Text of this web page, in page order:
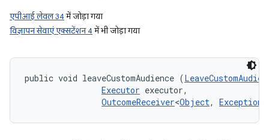
एपीआई लेवल 34में जोड़ा गया
विज्ञापन सेवाएं एक्सटेंशन 4में भी जोड़ा गया
public void leaveCustomAudience (
Executor executor,
OutcomeReceiver<Object, Exception